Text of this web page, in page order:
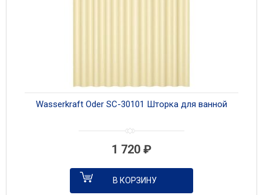
Wasserkraft Oder SC-30101 Шторка для ванной
1 720 ₽
В КОРЗИНУ